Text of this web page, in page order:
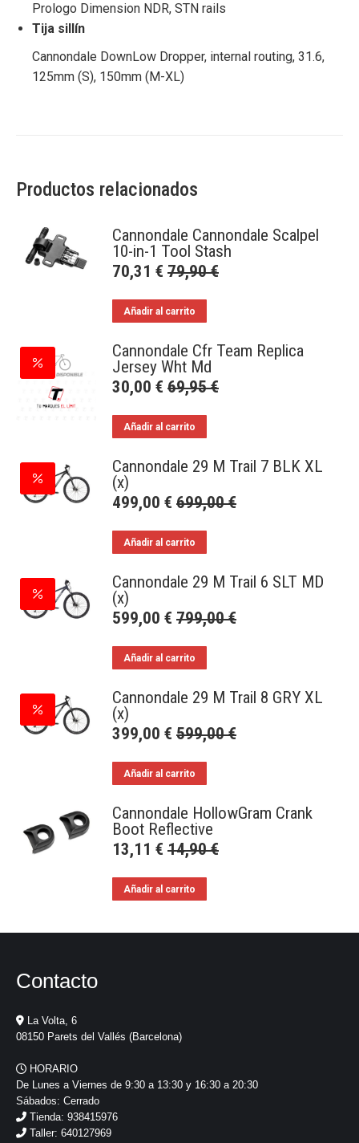
Prologo Dimension NDR, STN rails
Tija sillín
Cannondale DownLow Dropper, internal routing, 31.6,
125mm (S), 150mm (M-XL)
Productos relacionados
Cannondale Cannondale Scalpel
10-in-1 Tool Stash
70,31 € 79,90€
Añadir al carrito
Cannondale Cfr Team Replica
Jersey Wht Md
30,00 € 69,95€
Añadir al carrito
Cannondale 29 M Trail 7 BLK XL
(x)
499,00 € 699,00€
Añadir al carrito
Cannondale 29 M Trail 6 SLT MD
(x)
599,00 € 799,00€
Añadir al carrito
Cannondale 29 M Trail 8 GRY XL
(x)
399,00 € 599,00€
Añadir al carrito
Cannondale HollowGram Crank
Boot Reflective
13,11 € 14,90€
Añadir al carrito
Contacto
La Volta, 6
08150 Parets del Vallés (Barcelona)
HORARIO
De Lunes a Viernes de 9:30 a 13:30 y 16:30 a 20:30
Sábados: Cerrado
Tienda: 938415976
Taller: 640127969